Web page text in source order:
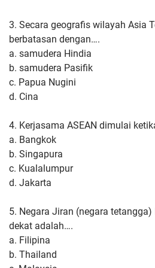
3. Secara geografis wilayah Asia
berbatasan dengan….
a. samudera Hindia
b. samudera Pasifik
c. Papua Nugini
d. Cina
4. Kerjasama ASEAN dimulai
a. Bangkok
b. Singapura
c. Kualalumpur
d. Jakarta
5. Negara Jiran (negara
dekat adalah….
a. Filipina
b. Thailand